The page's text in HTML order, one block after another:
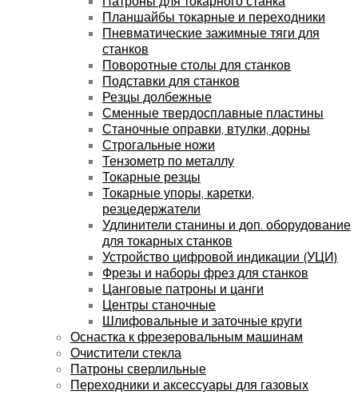
Планшайбы токарные и переходники
Пневматические зажимные тяги для
станков
Поворотные столы для станков
Подставки для станков
Резцы долбежные
Сменные твердосплавные пластины
Станочные оправки, втулки, дорны
Строгальные ножи
Тензометр по металлу
Токарные резцы
Токарные упоры, каретки,
резцедержатели
Удлинители станины и доп. оборудование
для токарных станков
Устройство цифровой индикации (УЦИ)
Фрезы и наборы фрез для станков
Цанговые патроны и цанги
Центры станочные
Шлифовальные и заточные круги
Оснастка к фрезеровальным машинам
Очистители стекла
Патроны сверлильные
Переходники и аксессуары для газовых